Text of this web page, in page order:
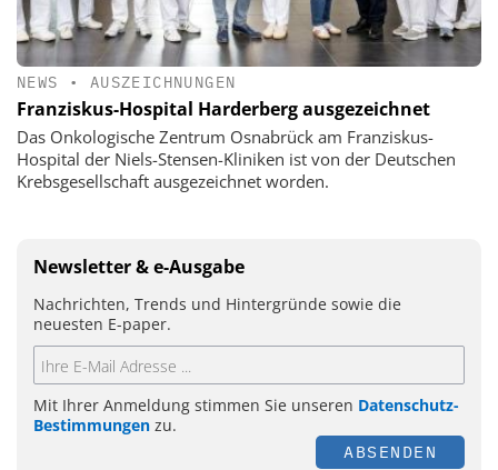
NEWS • AUSZEICHNUNGEN
Franziskus-Hospital Harderberg ausgezeichnet
Das Onkologische Zentrum Osnabrück am Franziskus-
Hospital der Niels-Stensen-Kliniken ist von der Deutschen
Krebsgesellschaft ausgezeichnet worden.
Newsletter & e-Ausgabe
Nachrichten, Trends und Hintergründe sowie die
neuesten E-paper.
Mit Ihrer Anmeldung stimmen Sie unseren Datenschutz-
Bestimmungen zu.
ABSENDEN